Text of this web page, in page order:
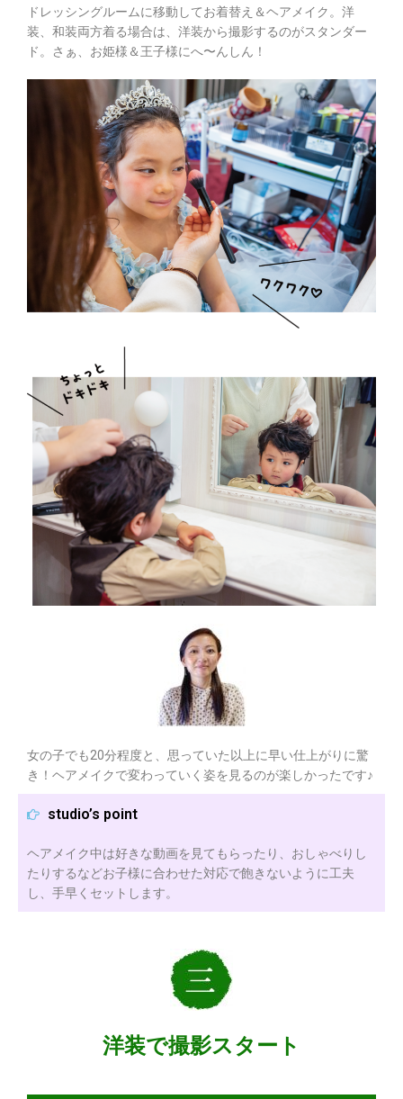
ドレッシングルームに移動してお着替え＆ヘアメイク。洋
装、和装両方着る場合は、洋装から撮影するのがスタンダー
ド。さぁ、お姫様＆王子様にへ〜んしん！
女の子でも20分程度と、思っていた以上に早い仕上がりに驚
き！ヘアメイクで変わっていく姿を見るのが楽しかったです♪
studio’s point
ヘアメイク中は好きな動画を見てもらったり、おしゃべりし
たりするなどお子様に合わせた対応で飽きないように工夫
し、手早くセットします。
洋装で撮影スタート